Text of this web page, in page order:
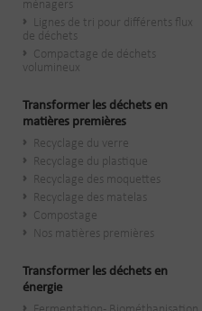
ménagers
Lignes de tri pour différents flux
de déchets
Compactage de déchets
volumineux
Transformer les déchets en
matières premières
Recyclage du verre
Recyclage du plastique
Recyclage des moquettes
Recyclage des matelas
Compostage
Nos matières premières
Transformer les déchets en
énergie